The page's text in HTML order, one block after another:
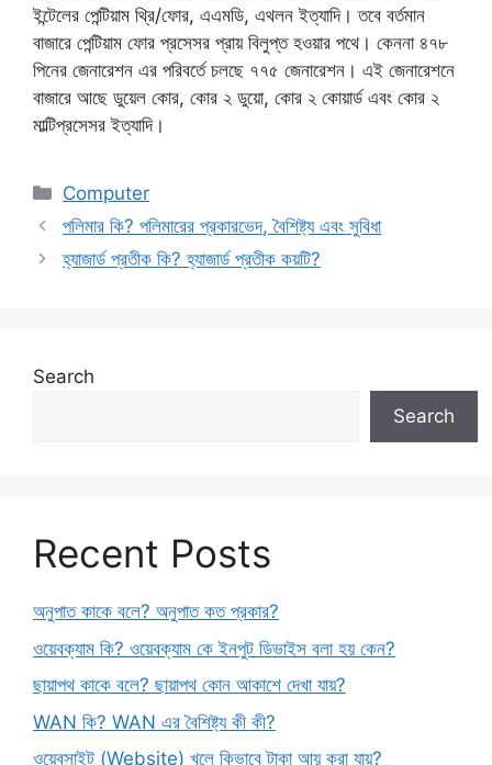
ইন্টেলের পেন্টিয়াম থ্রি/ফোর, এএমডি, এথলন ইত্যাদি। তবে বর্তমান
বাজারে পেন্টিয়াম ফোর প্রসেসর প্রায় বিলুপ্ত হওয়ার পথে। কেননা ৪৭৮
পিনের জেনারেশন এর পরিবর্তে চলছে ৭৭৫ জেনারেশন। এই জেনারেশনে
বাজারে আছে ডুয়েল কোর, কোর ২ ডুয়ো, কোর ২ কোয়ার্ড এবং কোর ২
মাল্টিপ্রসেসর ইত্যাদি।
Categories
Computer
পলিমার কি? পলিমারের প্রকারভেদ, বৈশিষ্ট্য এবং সুবিধা
হ্যাজার্ড প্রতীক কি? হ্যাজার্ড প্রতীক কয়টি?
Search
Search
Recent Posts
অনুপাত কাকে বলে? অনুপাত কত প্রকার?
ওয়েবক্যাম কি? ওয়েবক্যাম কে ইনপুট ডিভাইস বলা হয় কেন?
ছায়াপথ কাকে বলে? ছায়াপথ কোন আকাশে দেখা যায়?
WAN কি? WAN এর বৈশিষ্ট্য কী কী?
ওয়েবসাইট (Website) খুলে কিভাবে টাকা আয় করা যায়?